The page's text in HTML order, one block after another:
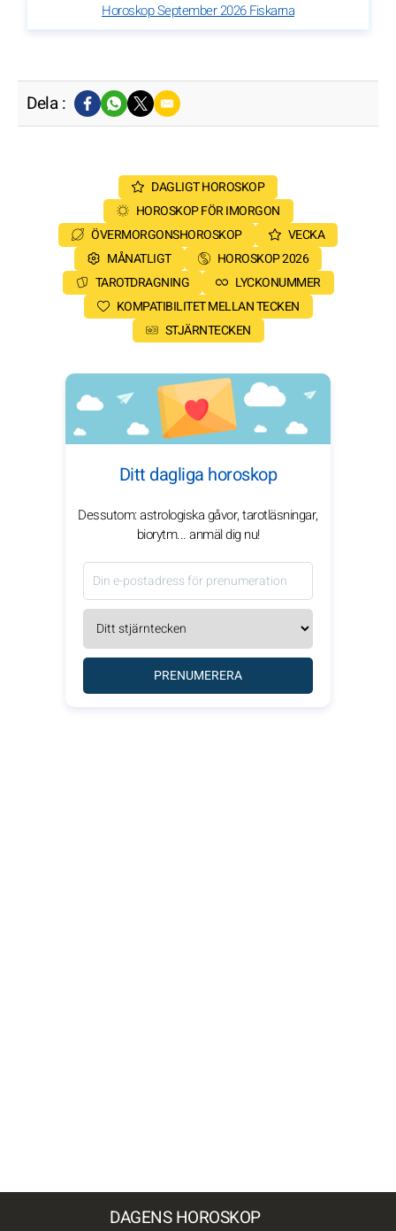
Horoskop September 2026 Fiskarna
Dela :
DAGLIGT HOROSKOP
HOROSKOP FÖR IMORGON
ÖVERMORGONSHOROSKOP
VECKA
MÅNATLIGT
HOROSKOP 2026
TAROTDRAGNING
LYCKONUMMER
KOMPATIBILITET MELLAN TECKEN
STJÄRNTECKEN
Ditt dagliga horoskop
Dessutom: astrologiska gåvor, tarotläsningar,
biorytm... anmäl dig nu!
PRENUMERERA
DAGENS HOROSKOP